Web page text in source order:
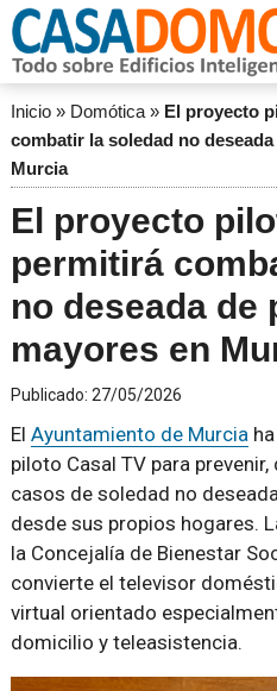
Inicio» Domótica» El proyecto
combatir la soledad no
Murcia
El proyecto
permitirá
no deseada de
mayores en
Publicado: 27/05/2026
El Ayuntamiento de Murciaha
piloto Casal TV para
casos de soledad no
desde sus propios hogares.
la Concejalía de Bienestar
convierte el televisor
virtual orientado
domicilio y teleasistencia.